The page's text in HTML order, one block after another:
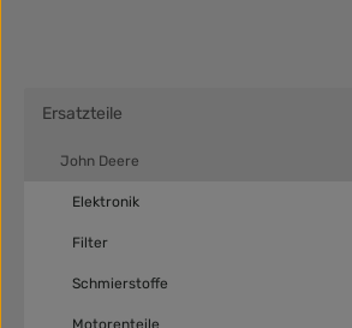
Ersatzteile
John Deere
Elektronik
Filter
Schmierstoffe
Motorenteile